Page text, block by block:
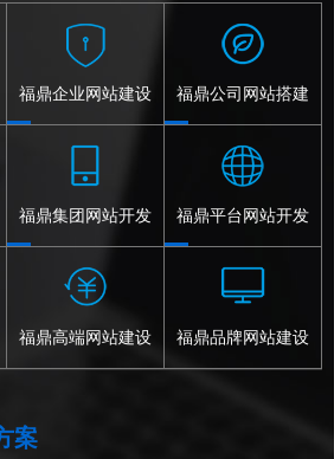
福鼎企业网站建设 福鼎公司网站搭建
福鼎集团网站开发 福鼎平台网站开发
福鼎高端网站建设 福鼎品牌网站建设
案